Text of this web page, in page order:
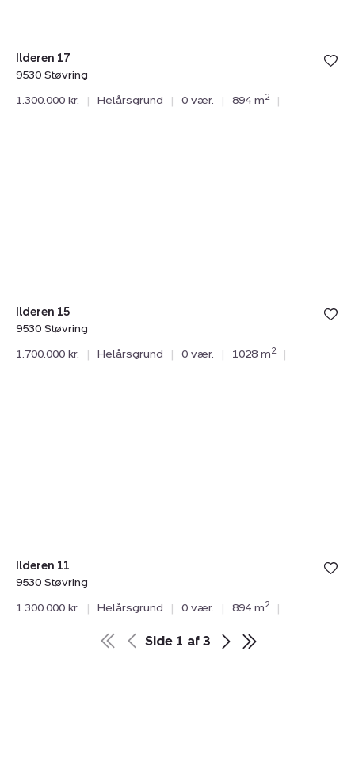
Ilderen 17
9530 Støvring
1.300.000 kr.
| Helårsgrund | 0 vær. | 894 m2 |
Ilderen 15
9530 Støvring
1.700.000 kr.
| Helårsgrund | 0 vær. | 1028 m2 |
Ilderen 11
9530 Støvring
1.300.000 kr.
| Helårsgrund | 0 vær. | 894 m2 |
Side 1 af 3